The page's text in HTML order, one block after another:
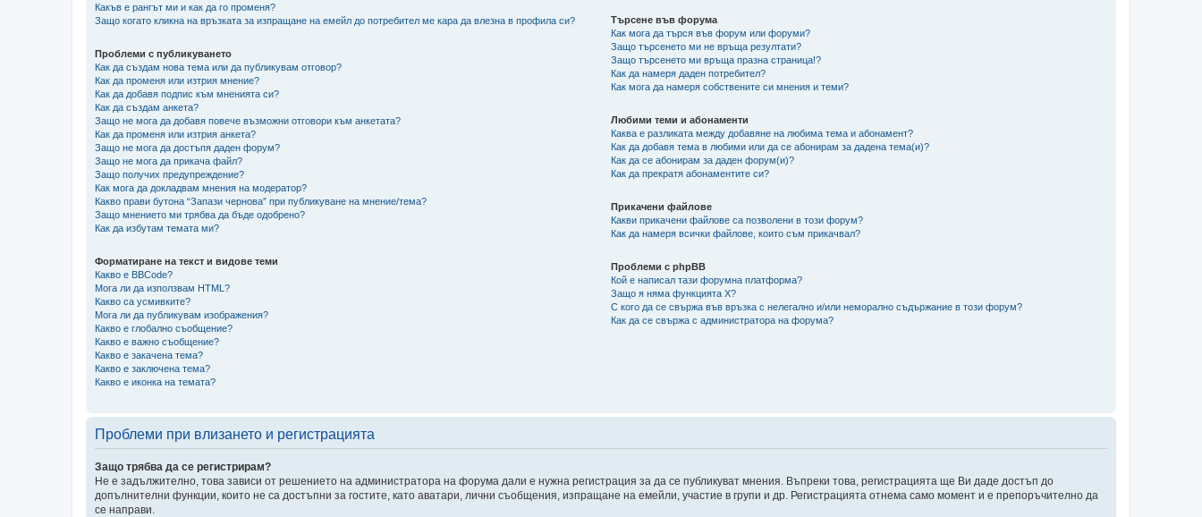
Какъв е рангът ми и как да го променя?
Защо когато кликна на връзката за изпращане на емейл до потребител ме кара да влезна в профила си?
Проблеми с публикуването
Как да създам нова тема или да публикувам отговор?
Как да променя или изтрия мнение?
Как да добавя подпис към мненията си?
Как да създам анкета?
Защо не мога да добавя повече възможни отговори към анкетата?
Как да променя или изтрия анкета?
Защо не мога да достъпя даден форум?
Защо не мога да прикача файл?
Защо получих предупреждение?
Как мога да докладвам мнения на модератор?
Какво прави бутона “Запази чернова” при публикуване на мнение/тема?
Защо мнението ми трябва да бъде одобрено?
Как да избутам темата ми?
Форматиране на текст и видове теми
Какво е BBCode?
Мога ли да използвам HTML?
Какво са усмивките?
Мога ли да публикувам изображения?
Какво е глобално съобщение?
Какво е важно съобщение?
Какво е закачена тема?
Какво е заключена тема?
Какво е иконка на темата?
Търсене във форума
Как мога да търся във форум или форуми?
Защо търсенето ми не връща резултати?
Защо търсенето ми връща празна страница!?
Как да намеря даден потребител?
Как мога да намеря собствените си мнения и теми?
Любими теми и абонаменти
Каква е разликата между добавяне на любима тема и абонамент?
Как да добавя тема в любими или да се абонирам за дадена тема(и)?
Как да се абонирам за даден форум(и)?
Как да прекратя абонаментите си?
Прикачени файлове
Какви прикачени файлове са позволени в този форум?
Как да намеря всички файлове, които съм прикачвал?
Проблеми с phpBB
Кой е написал тази форумна платформа?
Защо я няма функцията X?
С кого да се свържа във връзка с нелегално и/или неморално съдържание в този форум?
Как да се свържа с администратора на форума?
Проблеми при влизането и регистрацията
Защо трябва да се регистрирам?
Не е задължително, това зависи от решението на администратора на форума дали е нужна регистрация за да се публикуват мнения. Въпреки това, регистрацията ще Ви даде достъп до
допълнителни функции, които не са достъпни за гостите, като аватари, лични съобщения, изпращане на емейли, участие в групи и др. Регистрацията отнема само момент и е препоръчително да
се направи.